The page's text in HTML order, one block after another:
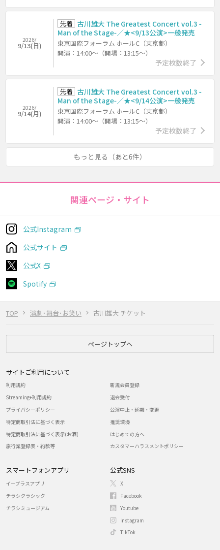
TOP 演劇･舞台･お笑い 古川雄大 チケット
2026/
9/13(日)
先着 古川雄大 The Greatest Concert vol.3 -
Man of the Stage-／★<9/13公演>一般発売
東京国際フォーラム ホールC（東京都）
開演：14:00～（開場：13:15～）
予定枚数終了
2026/
9/14(月)
先着 古川雄大 The Greatest Concert vol.3 -
Man of the Stage-／★<9/14公演>一般発売
東京国際フォーラム ホールC（東京都）
開演：14:00～（開場：13:15～）
予定枚数終了
もっと見る（あと6件）
関連ページ・サイト
公式Instagram
公式サイト
公式X
Spotify
ページトップへ
サイトご利用について
利用規約
Streaming+利用規約
プライバシーポリシー
特定商取引法に基づく表示
特定商取引法に基づく表示(お酒)
旅行業登録表・約款等
新規会員登録
退会受付
公演中止・延期・変更
推奨環境
はじめての方へ
カスタマーハラスメントポリシー
スマートフォンアプリ
イープラスアプリ
チラシクラシック
チラシミュージアム
公式SNS
X
Facebook
Youtube
Instagram
TikTok